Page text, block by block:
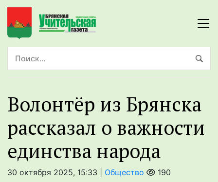
Волонтёр из Брянска
рассказал о важности
единства народа
30 октября 2025, 15:33 | Общество 190